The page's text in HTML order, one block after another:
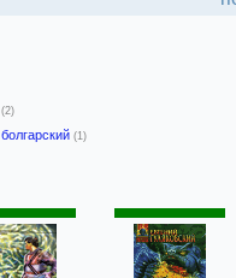
(2)
болгарский (1)